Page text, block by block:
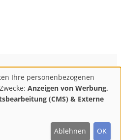
AGB
Datenschutz
Info & Kontakt
der Bestellung
Ihre personenbezogenen
Anzeigen von Werbung,
(CMS) & Externe
Ablehnen OK